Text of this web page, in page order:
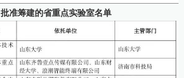
批准筹建的省重点实验室名单